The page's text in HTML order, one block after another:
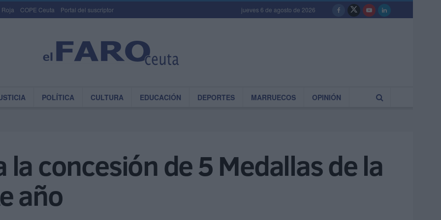
Roja COPE Ceuta Portal del suscriptor jueves 6 de agosto de 2026
POLÍTICA CULTURA EDUCACIÓN DEPORTES MARRUECOS OPINIÓN
la concesión de 5 Medallas de la
año